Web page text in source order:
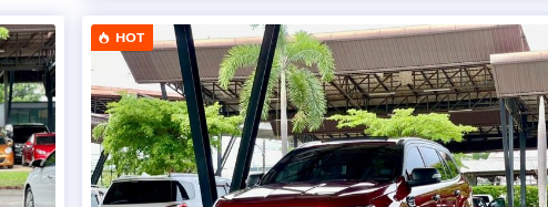
HOT